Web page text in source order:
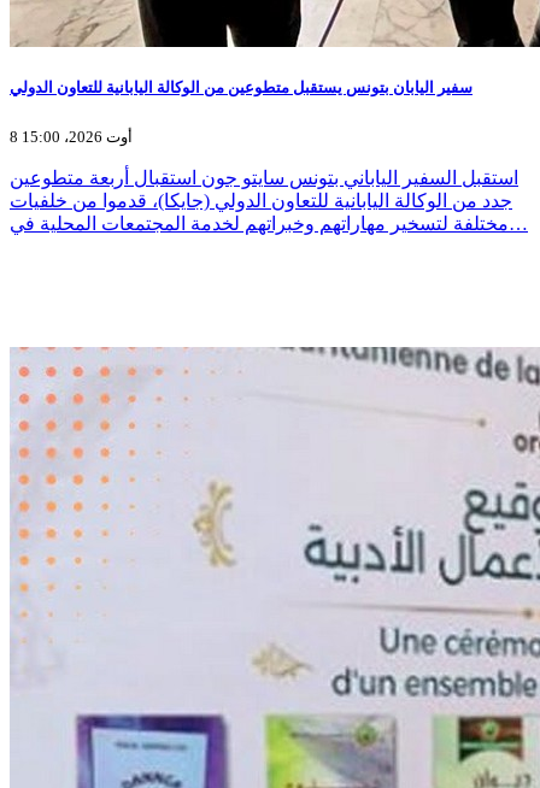
سفير اليابان بتونس يستقبل متطوعين من الوكالة اليابانية للتعاون الدولي
8 أوت 2026، 15:00
استقبل السفير الياباني بتونس سايتو جون استقبال أربعة متطوعين
جدد من الوكالة اليابانية للتعاون الدولي (جايكا)، قدموا من خلفيات
مختلفة لتسخير مهاراتهم وخبراتهم لخدمة المجتمعات المحلية في…